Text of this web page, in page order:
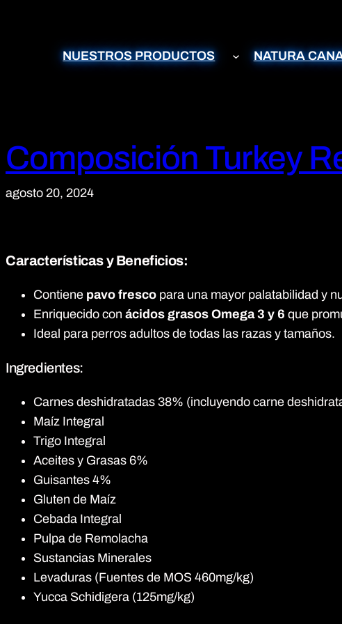
NUESTROS PRODUCTOS NATURA
Composición Turkey
agosto 20, 2024
Características y Beneficios:
Contiene pavo fresco para una mayor palatabilidad y
Enriquecido con ácidos grasos Omega 3 y 6 que
Ideal para perros adultos de todas las razas y tamaños.
Ingredientes:
Carnes deshidratadas 38% (incluyendo carne
Maíz Integral
Trigo Integral
Aceites y Grasas 6%
Guisantes 4%
Gluten de Maíz
Cebada Integral
Pulpa de Remolacha
Sustancias Minerales
Levaduras (Fuentes de MOS 460mg/kg)
Yucca Schidigera (125mg/kg)